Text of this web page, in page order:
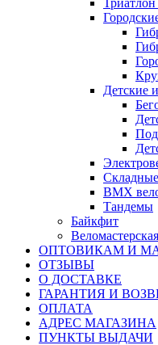
Детские
BMX
Тандемы
Байкфит
Веломастерская
ОПТОВИКАМ И
ОТЗЫВЫ
О ДОСТАВКЕ
ГАРАНТИЯ И
ОПЛАТА
АДРЕС МАГАЗИНА
ПУНКТЫ ВЫДАЧИ